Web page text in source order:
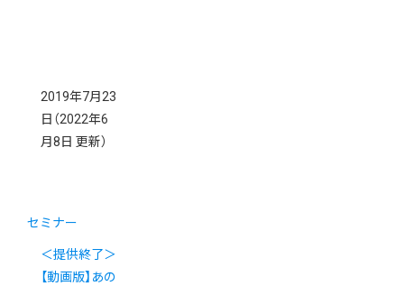
2019年7月23
日 （2022年6
月8日 更新）
セミナー
＜提供終了＞
【動画版】あの